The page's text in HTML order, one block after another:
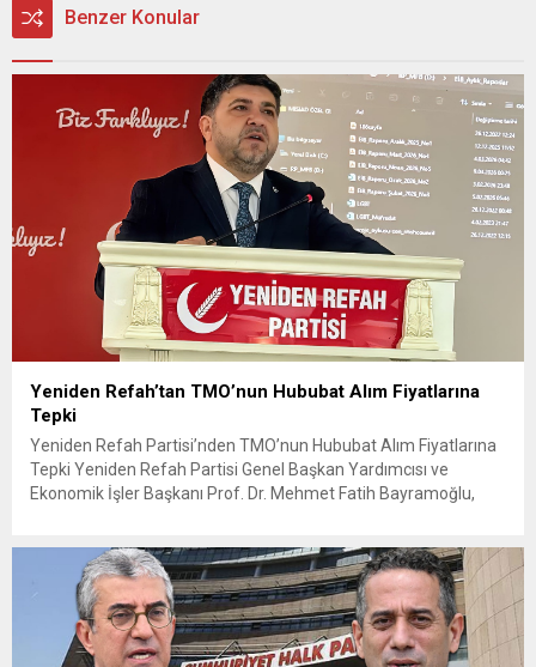
Benzer Konular
Yeniden Refah’tan TMO’nun Hububat Alım Fiyatlarına
Tepki
Yeniden Refah Partisi’nden TMO’nun Hububat Alım Fiyatlarına
Tepki Yeniden Refah Partisi Genel Başkan Yardımcısı ve
Ekonomik İşler Başkanı Prof. Dr. Mehmet Fatih Bayramoğlu,
fiyatların çiftçinin artan maliyetlerini karşılamaktan uzak
olduğunu savunarak fiyatların yeniden değerlendirilmesi
çağrısında...